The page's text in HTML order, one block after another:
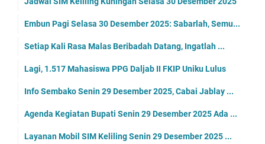
Embun Pagi Selasa 30 Desember 2025: Sabarlah, Semu...
Setiap Kali Rasa Malas Beribadah Datang, Ingatlah ...
Lagi, 1.517 Mahasiswa PPG Daljab II FKIP Uniku Lulus
Info Sembako Senin 29 Desember 2025, Cabai Jablay ...
Agenda Kegiatan Bupati Senin 29 Desember 2025 Ada ...
Layanan Mobil SIM Keliling Senin 29 Desember 2025 ...